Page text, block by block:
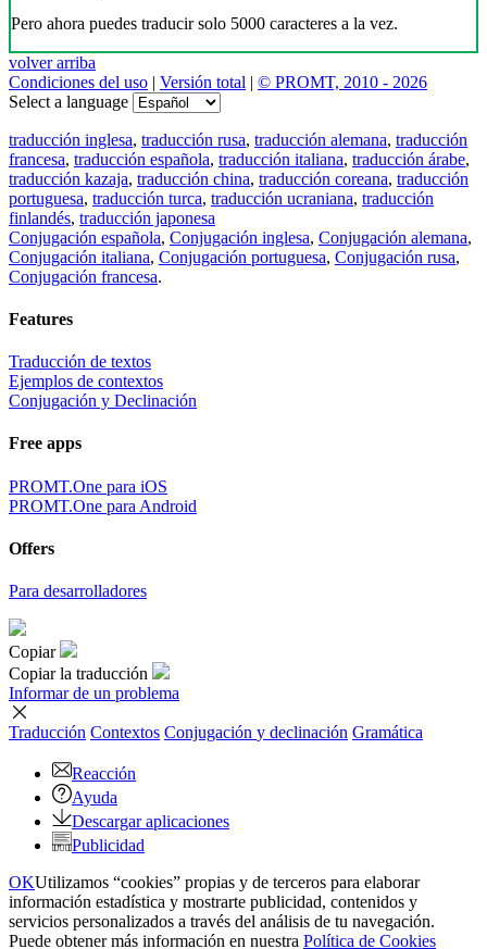
Pero ahora puedes traducir solo 5000 caracteres a la vez.
volver arriba
Condiciones del uso | Versión total | © PROMT, 2010 - 2026
Select a language
traducción inglesa, traducción rusa, traducción alemana, traducción
francesa, traducción española, traducción italiana, traducción árabe,
traducción kazaja, traducción china, traducción coreana, traducción
portuguesa, traducción turca, traducción ucraniana, traducción
finlandés, traducción japonesa
Conjugación española, Conjugación inglesa, Conjugación alemana,
Conjugación italiana, Conjugación portuguesa, Conjugación rusa,
Conjugación francesa.
Features
Traducción de textos
Ejemplos de contextos
Conjugación y Declinación
Free apps
PROMT.One para iOS
PROMT.One para Android
Offers
Para desarrolladores
Copiar
Copiar la traducción
Informar de un problema
Traducción Contextos Conjugación y declinación Gramática
Reacción
Ayuda
Descargar aplicaciones
Publicidad
OKUtilizamos “cookies” propias y de terceros para elaborar
información estadística y mostrarte publicidad, contenidos y
servicios personalizados a través del análisis de tu navegación.
Puede obtener más información en nuestra Política de Cookies